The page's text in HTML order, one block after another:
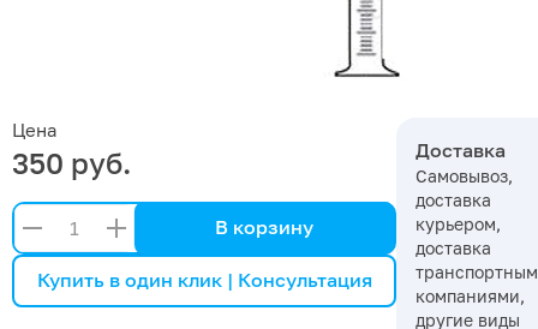
Цена
350 руб.
В корзину
Купить в один клик | Консультация
Доставка
Самовывоз,
доставка
курьером,
доставка
компаниями,
другие виды